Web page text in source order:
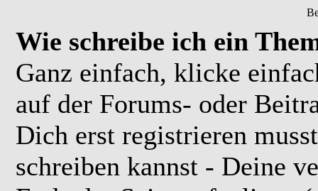
Wie schreibe ich ein
Ganz einfach, klicke
auf der Forums- oder
Dich erst registrieren
schreiben kannst - Deine